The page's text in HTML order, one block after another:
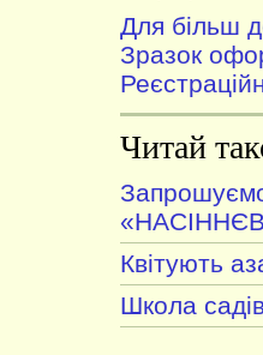
Для більш
Зразок
Читай
Квітують
Школа